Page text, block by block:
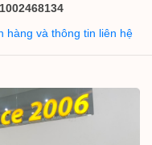
hàng và thông tin liên hệ